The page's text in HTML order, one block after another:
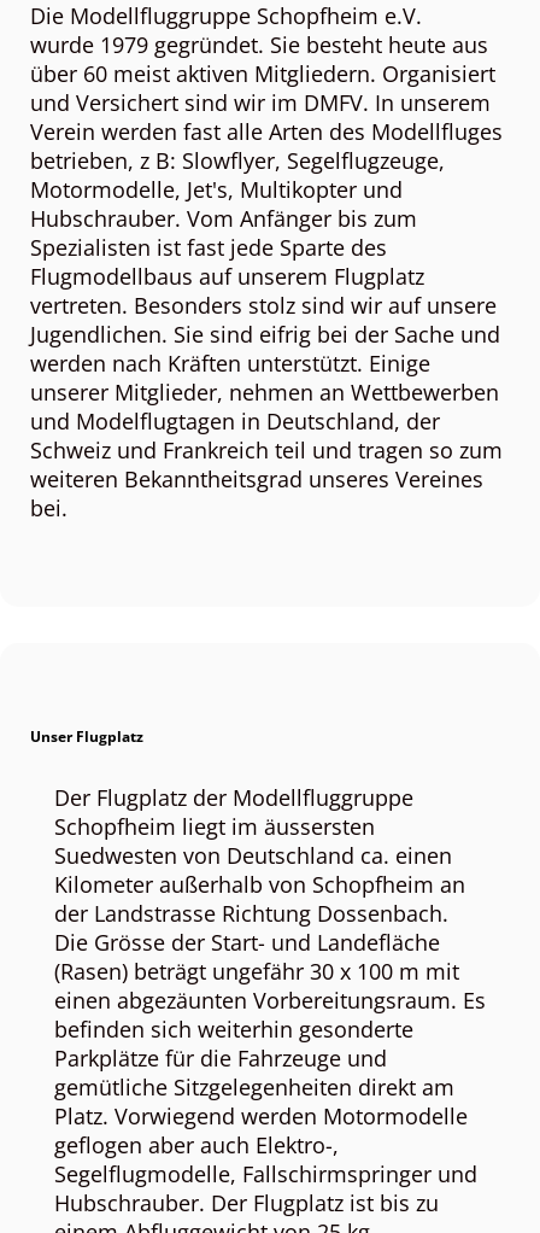
Die Modellfluggruppe Schopfheim e.V.
wurde 1979 gegründet. Sie besteht heute aus
über 60 meist aktiven Mitgliedern. Organisiert
und Versichert sind wir im DMFV. In unserem
Verein werden fast alle Arten des Modellfluges
betrieben, z B: Slowflyer, Segelflugzeuge,
Motormodelle, Jet's, Multikopter und
Hubschrauber. Vom Anfänger bis zum
Spezialisten ist fast jede Sparte des
Flugmodellbaus auf unserem Flugplatz
vertreten. Besonders stolz sind wir auf unsere
Jugendlichen. Sie sind eifrig bei der Sache und
werden nach Kräften unterstützt. Einige
unserer Mitglieder, nehmen an Wettbewerben
und Modelflugtagen in Deutschland, der
Schweiz und Frankreich teil und tragen so zum
weiteren Bekanntheitsgrad unseres Vereines
bei.
Unser Flugplatz
Der Flugplatz der Modellfluggruppe
Schopfheim liegt im äussersten
Suedwesten von Deutschland ca. einen
Kilometer außerhalb von Schopfheim an
der Landstrasse Richtung Dossenbach.
Die Grösse der Start- und Landefläche
(Rasen) beträgt ungefähr 30 x 100 m mit
einen abgezäunten Vorbereitungsraum. Es
befinden sich weiterhin gesonderte
Parkplätze für die Fahrzeuge und
gemütliche Sitzgelegenheiten direkt am
Platz. Vorwiegend werden Motormodelle
geflogen aber auch Elektro-,
Segelflugmodelle, Fallschirmspringer und
Hubschrauber. Der Flugplatz ist bis zu